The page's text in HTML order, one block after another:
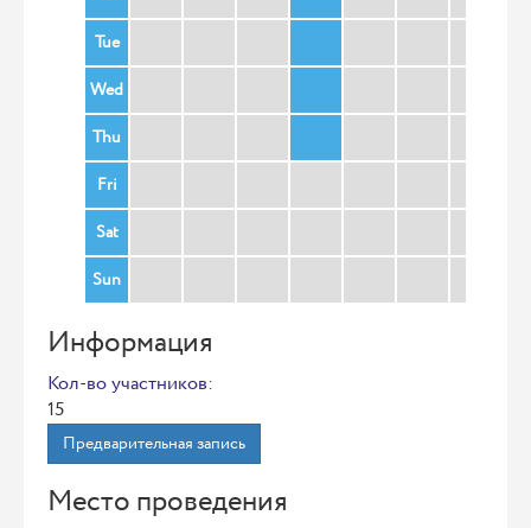
Tue
Wed
Thu
Fri
Sat
Sun
Информация
Кол-во участников:
15
Предварительная запись
Место проведения